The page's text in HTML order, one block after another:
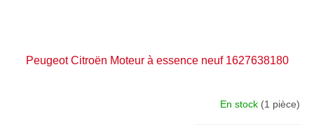
Peugeot Citroën Moteur à essence neuf 1627638180
En stock (1 pièce)